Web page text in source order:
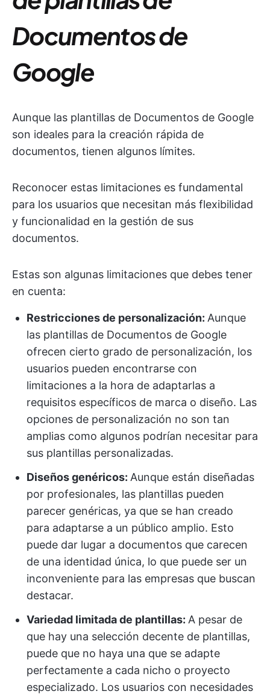
Documentos de
Google
Aunque las plantillas de Documentos de Google
son ideales para la creación rápida de
documentos, tienen algunos límites.
Reconocer estas limitaciones es fundamental
para los usuarios que necesitan más flexibilidad
y funcionalidad en la gestión de sus
documentos.
Estas son algunas limitaciones que debes tener
en cuenta:
Restricciones de personalización: Aunque
las plantillas de Documentos de Google
ofrecen cierto grado de personalización, los
usuarios pueden encontrarse con
limitaciones a la hora de adaptarlas a
requisitos específicos de marca o diseño. Las
opciones de personalización no son tan
amplias como algunos podrían necesitar para
sus plantillas personalizadas.
Diseños genéricos: Aunque están diseñadas
por profesionales, las plantillas pueden
parecer genéricas, ya que se han creado
para adaptarse a un público amplio. Esto
puede dar lugar a documentos que carecen
de una identidad única, lo que puede ser un
inconveniente para las empresas que buscan
destacar.
Variedad limitada de plantillas: A pesar de
que hay una selección decente de plantillas,
puede que no haya una que se adapte
perfectamente a cada nicho o proyecto
especializado. Los usuarios con necesidades